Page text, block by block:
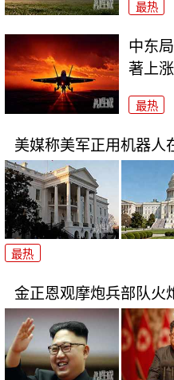
最热
中东
著上涨
最热
美媒称美军正用机器人
最热
金正恩观摩炮兵部队火